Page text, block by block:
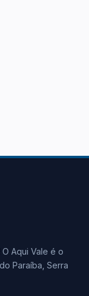
Aqui Vale é o
Paraíba, Serra